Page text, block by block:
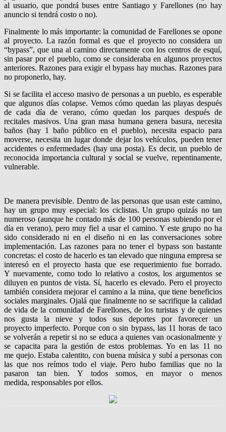
al usuario, que pondrá buses entre Santiago y Farellones (no hay
anuncio si tendrá costo o no).
Finalmente lo más importante: la comunidad de Farellones se opone
al proyecto. La razón formal es que el proyecto no considera un
“bypass”, que una al camino directamente con los centros de esquí,
sin pasar por el pueblo, como se consideraba en algunos proyectos
anteriores. Razones para exigir el bypass hay muchas. Razones para
no proponerlo, hay.
Si se facilita el acceso masivo de personas a un pueblo, es esperable
que algunos días colapse. Vemos cómo quedan las playas después
de cada día de verano, cómo quedan los parques después de
recitales masivos. Una gran masa humana genera basura, necesita
baños (hay 1 baño público en el pueblo), necesita espacio para
moverse, necesita un lugar donde dejar los vehículos, pueden tener
accidentes o enfermedades (hay una posta). Es decir, un pueblo de
reconocida importancia cultural y social se vuelve, repentinamente,
vulnerable.
De manera previsible. Dentro de las personas que usan este camino,
hay un grupo muy especial: los ciclistas. Un grupo quizás no tan
numeroso (aunque he contado más de 100 personas subiendo por el
día en verano), pero muy fiel a usar el camino. Y este grupo no ha
sido considerado ni en el diseño ni en las conversaciones sobre
implementación. Las razones para no tener el bypass son bastante
concretas: el costo de hacerlo es tan elevado que ninguna empresa se
interesó en el proyecto hasta que ese requerimiento fue borrado.
Y nuevamente, como todo lo relativo a costos, los argumentos se
diluyen en puntos de vista. Sí, hacerlo es elevado. Pero el proyecto
también considera mejorar el camino a la mina, que tiene beneficios
sociales marginales. Ojalá que finalmente no se sacrifique la calidad
de vida de la comunidad de Farellones, de los turistas y de quienes
nos gusta la nieve y todos sus deportes por favorecer un
proyecto imperfecto. Porque con o sin bypass, las 11 horas de taco
se volverán a repetir si no se educa a quienes van ocasionalmente y
se capacita para la gestión de estos problemas. Yo en las 11 no
me quejo. Estaba calentito, con buena música y subí a personas con
las que nos reímos todo el viaje. Pero hubo familias que no la
pasaron tan bien. Y todos somos, en mayor o menos
medida, responsables por ellos.